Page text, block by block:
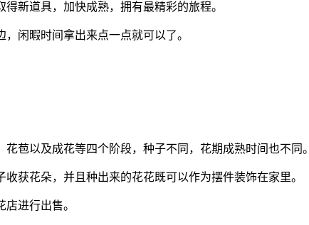
新道具，加快成熟，拥有最精彩的旅程。
闲暇时间拿出来点一点就可以了。
苞以及成花等四个阶段，种子不同，花期成熟时间也不同。
获花朵，并且种出来的花花既可以作为摆件装饰在家里。
进行出售。